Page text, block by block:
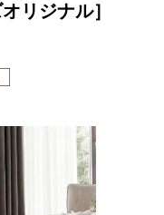
リジナル］